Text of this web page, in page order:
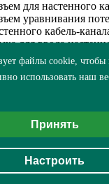
для настенного
уравнивания
кабель-
для ввода
потолок/щит
гибких кабель-
для кабель-
на стык
накладка
файлы cookie,
использовать наш
cookie
Принять
Настроить